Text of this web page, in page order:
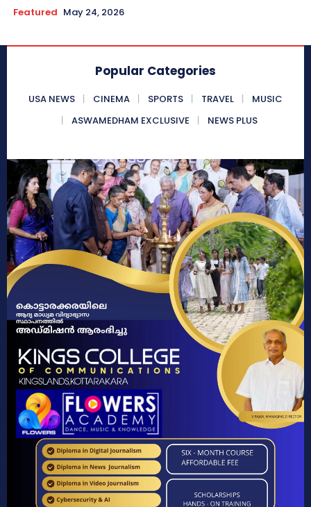
Featured May 24, 2026
Popular Categories
USA NEWS CINEMA SPORTS TRAVEL
MUSIC
ASWAMEDHAM EXCLUSIVE
NEWS PLUS